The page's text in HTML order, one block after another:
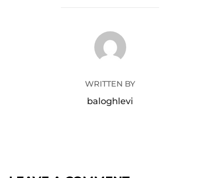
POST AUTHOR
WRITTEN BY
baloghlevi